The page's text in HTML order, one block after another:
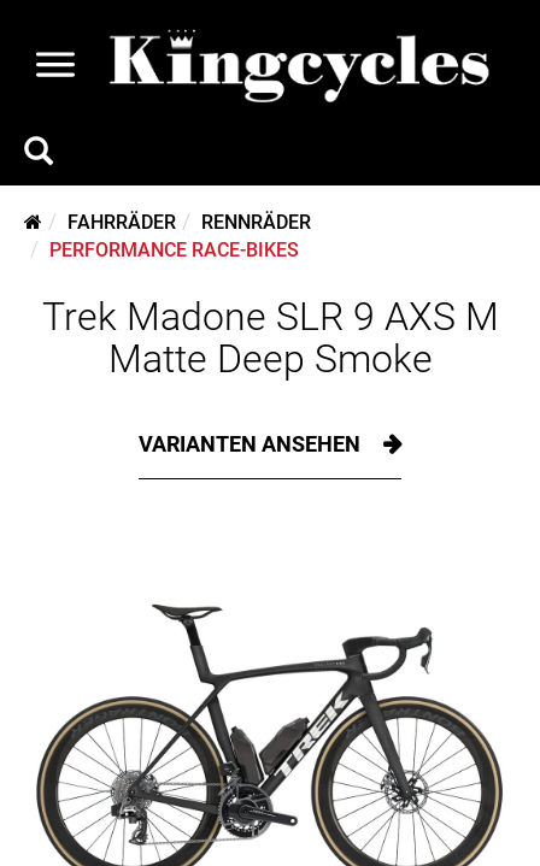
FAHRRÄDER
RENNRÄDER
PERFORMANCE RACE-BIKES
Trek Madone SLR 9 AXS M
Matte Deep Smoke
VARIANTEN ANSEHEN